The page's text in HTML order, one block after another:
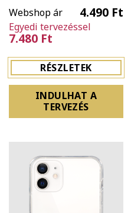
Webshop ár 4.490 Ft
Egyedi tervezéssel
7.480 Ft
RÉSZLETEK
INDULHAT A
TERVEZÉS